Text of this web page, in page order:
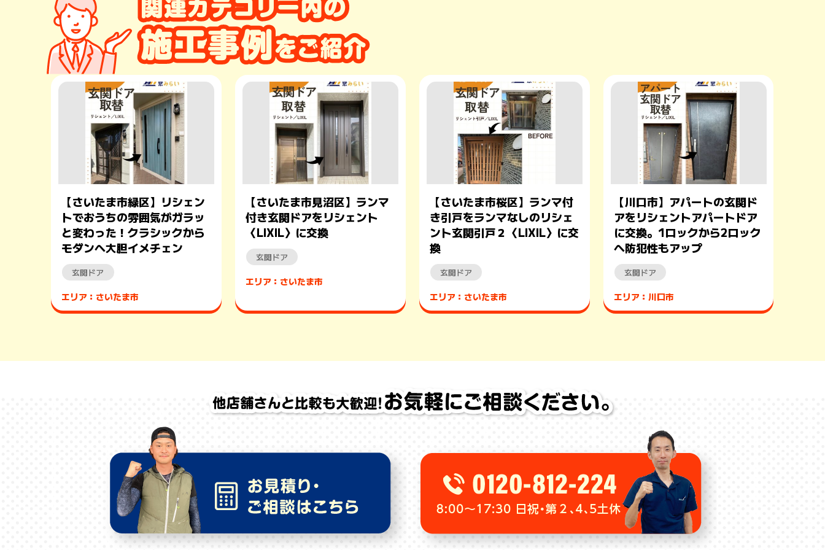
【さいたま市緑区】リシェン
トでおうちの雰囲気がガラッ
と変わった！クラシックから
モダンへ大胆イメチェン
玄関ドア
エリア：さいたま市
【さいたま市見沼区】ランマ
付き玄関ドアをリシェント
〈LIXIL〉に交換
玄関ドア
エリア：さいたま市
【さいたま市桜区】ランマ付
き引戸をランマなしのリシェ
ント玄関引戸２〈LIXIL〉に交
換
玄関ドア
エリア：さいたま市
【川口市】アパートの玄関ド
アをリシェントアパートドア
に交換。1ロックから2ロック
へ防犯性もアップ
玄関ドア
エリア：川口市